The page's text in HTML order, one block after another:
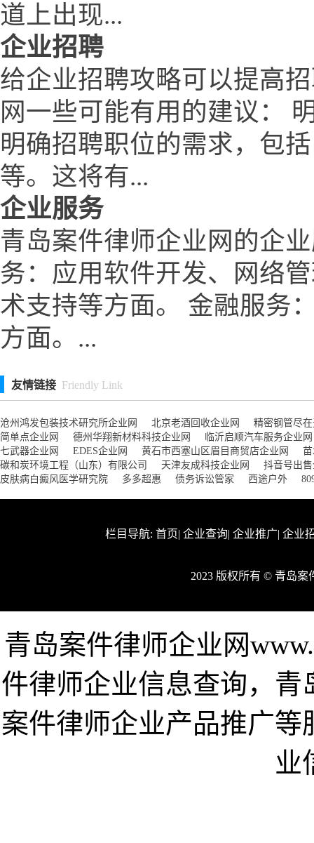
道上出现...
企业招聘
给企业招聘攻略可以提高
网一些可能有用的建议：
明确招聘职位的需求，包
等。这将有...
企业服务
青岛案件律师企业网的企
务：应用软件开发、网络
术支持等方面。 金融服务
方面。...
友情链接 Friendly Link
沧州鸿发包装技术研究所企业网 北京老酒回收企业网
精密钢管尽
简单点企业网
德州华翔新材料科技企业网
临沂启顺汽车服务企业网
七武器企业网
EDES企业网 黄石市西塞山区眉目商贸店企业网
碳和炭环境工程（山东）有限公司
天津友成科技企业网
抖音号出
皮肤病白癜风医学研究院
多多超惠 债务诉讼管家 西途户外
栏目导航: 首页| 企业查询| 企业推广| 企业
2023 版权所有 © 青岛
青岛案件律师企业网
件律师企业信息查询，
案件律师企业产品推广
业